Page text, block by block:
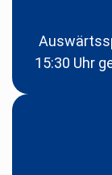
15:30 Uhr